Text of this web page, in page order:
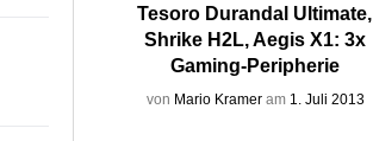
Tesoro Durandal Ultimate,
Shrike H2L, Aegis X1: 3x
Gaming-Peripherie
von Mario Krameram 1. Juli 2013